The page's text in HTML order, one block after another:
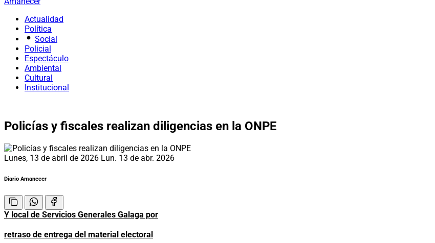
Actualidad
Política
Social
Policial
Espectáculo
Ambiental
Cultural
Institucional
Policías y fiscales realizan diligencias en la ONPE
Lunes, 13 de abril de 2026 Lun. 13 de abr. 2026
Diario Amanecer
Y local de Servicios Generales Galaga por
retraso de entrega del material electoral